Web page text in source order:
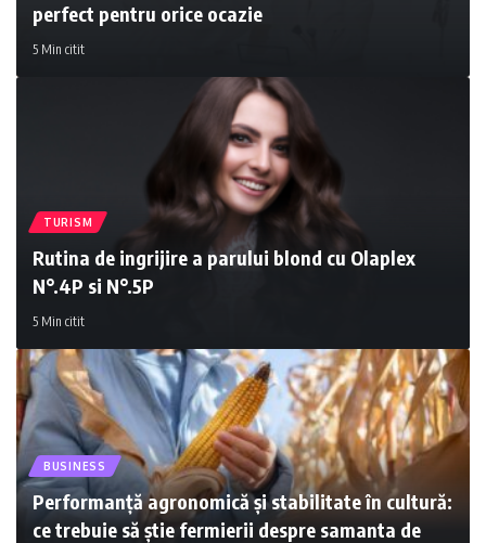
perfect pentru orice ocazie
5 Min citit
TURISM
Rutina de ingrijire a parului blond cu Olaplex
N°.4P si N°.5P
5 Min citit
BUSINESS
Performanță agronomică și stabilitate în cultură:
ce trebuie să știe fermierii despre samanta de